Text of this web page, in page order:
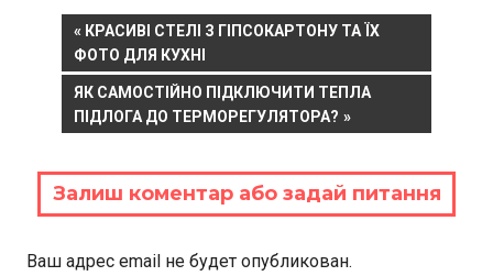
Навигация
по
записям
PREVIOUS
POST:
КРАСИВІ СТЕЛІ З ГІПСОКАРТОНУ ТА ЇХ
ФОТО ДЛЯ КУХНІ
NEXT
POST:
ЯК САМОСТІЙНО ПІДКЛЮЧИТИ ТЕПЛА
ПІДЛОГА ДО ТЕРМОРЕГУЛЯТОРА?
Залиш коментар або задай питання
Ваш адрес email не будет опубликован.